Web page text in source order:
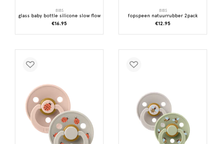
BIBS
glass baby bottle silicone slow flow
€16.95
BIBS
fopspeen natuurrubber 2pack
€12.95